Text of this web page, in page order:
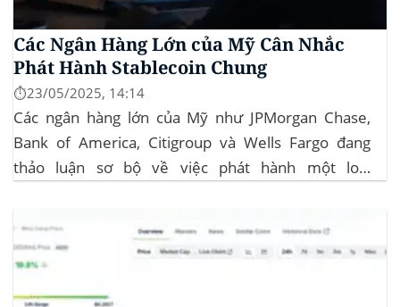
Các Ngân Hàng Lớn của Mỹ Cân Nhắc
Phát Hành Stablecoin Chung
⏱️23/05/2025, 14:14
Các ngân hàng lớn của Mỹ như JPMorgan Chase,
Bank of America, Citigroup và Wells Fargo đang
thảo luận sơ bộ về việc phát hành một loại
tiền điện tử. Các...